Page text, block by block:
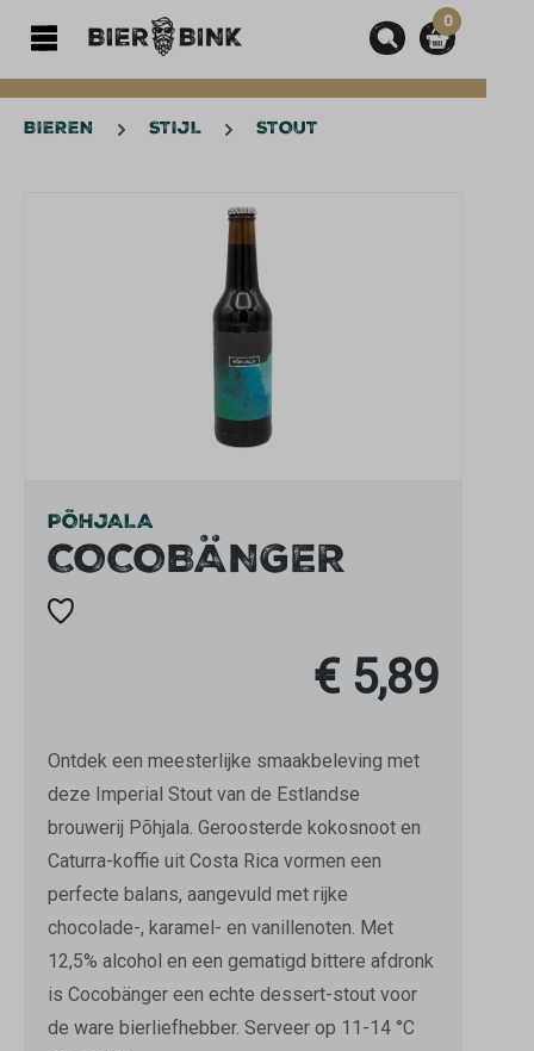
0
BIEREN STIJL STOUT
Afbeeldingengalerij overslaan
PÕHJALA
COCOBÄNGER
€ 5,89
Ontdek een meesterlijke smaakbeleving met
deze Imperial Stout van de Estlandse
brouwerij Põhjala. Geroosterde kokosnoot en
Caturra-koffie uit Costa Rica vormen een
perfecte balans, aangevuld met rijke
chocolade-, karamel- en vanillenoten. Met
12,5% alcohol en een gematigd bittere afdronk
is Cocobänger een echte dessert-stout voor
de ware bierliefhebber. Serveer op 11-14 °C